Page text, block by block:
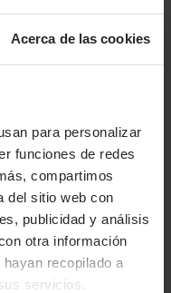
Acerca de las cookies
para personalizar
funciones de redes
compartimos
del sitio web con
publicidad y análisis
otra información
recopilado a
servicios.